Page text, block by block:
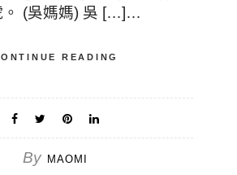
。 (吳媽媽) 吳 […]…
READING
By MAOMI